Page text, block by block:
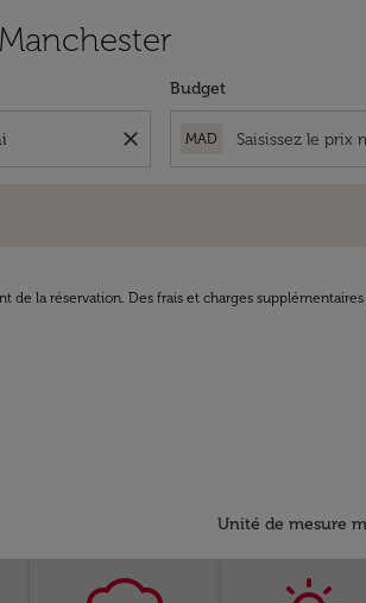
close
Budget
MAD
la réservation. Des frais et charges
Unité de mesure